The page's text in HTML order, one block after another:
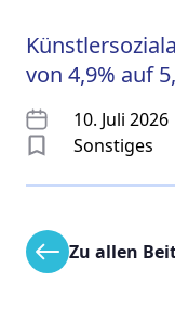
von 4,9% auf
10. Juli 2026
Sonstiges
Zu allen